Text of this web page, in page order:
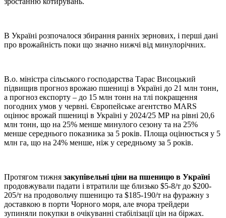
В Україні розпочалося збирання ранніх зернових, і перші дані
про врожайність поки що значно нижчі від минулорічних.
В.о. міністра сільського господарства Тарас Висоцький
підвищив прогноз врожаю пшениці в Україні до 21 млн тонн,
а прогноз експорту – до 15 млн тонн на тлі покращення
погодних умов у червні. Європейське агентство MARS
оцінює врожай пшениці в Україні у 2024/25 МР на рівні 20,6
млн тонн, що на 25% менше минулого сезону та на 25%
менше середнього показника за 5 років. Площа оцінюється у 5
млн га, що на 24% менше, ніж у середньому за 5 років.
Протягом тижня закупівельні ціни на пшеницю в Україні
продовжували падати і втратили ще близько $5-8/т до $200-
205/т на продовольчу пшеницю та $185-190/т на фуражну з
доставкою в порти Чорного моря, але вчора трейдери
зупиняли покупки в очікуванні стабілізації цін на біржах.